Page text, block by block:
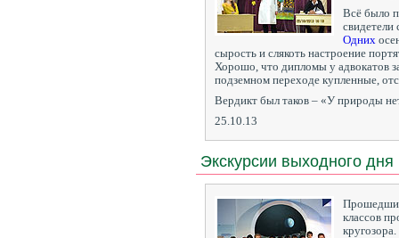
Всё было
свидетели
Одних
сырость и слякоть настроение
Хорошо, что дипломы у адвокатов
подземном переходе купленные,
Вердикт был таков – «У природы
25.10.13
Экскурсии выходного дня
классов
кругозора.